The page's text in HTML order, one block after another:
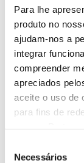
Para lhe
produto no
ajudam-nos a
integrar
compreender
apreciados
aceite o uso de
para fins de
parte da sua
Necessários
Selecionar
A sua